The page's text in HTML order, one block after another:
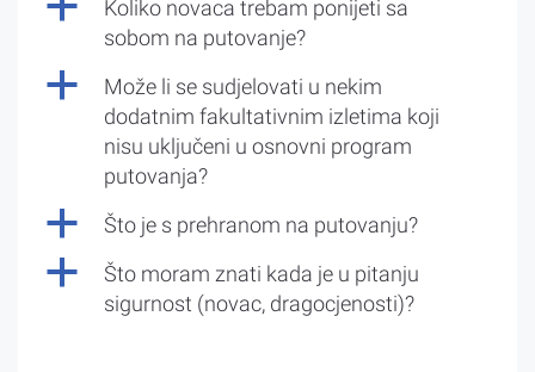
a
Koliko novaca trebam ponijeti sa
sobom na putovanje?
a
Može li se sudjelovati u nekim
dodatnim fakultativnim izletima koji
nisu uključeni u osnovni program
putovanja?
a Što je s prehranom na putovanju?
a
Što moram znati kada je u pitanju
sigurnost (novac, dragocjenosti)?